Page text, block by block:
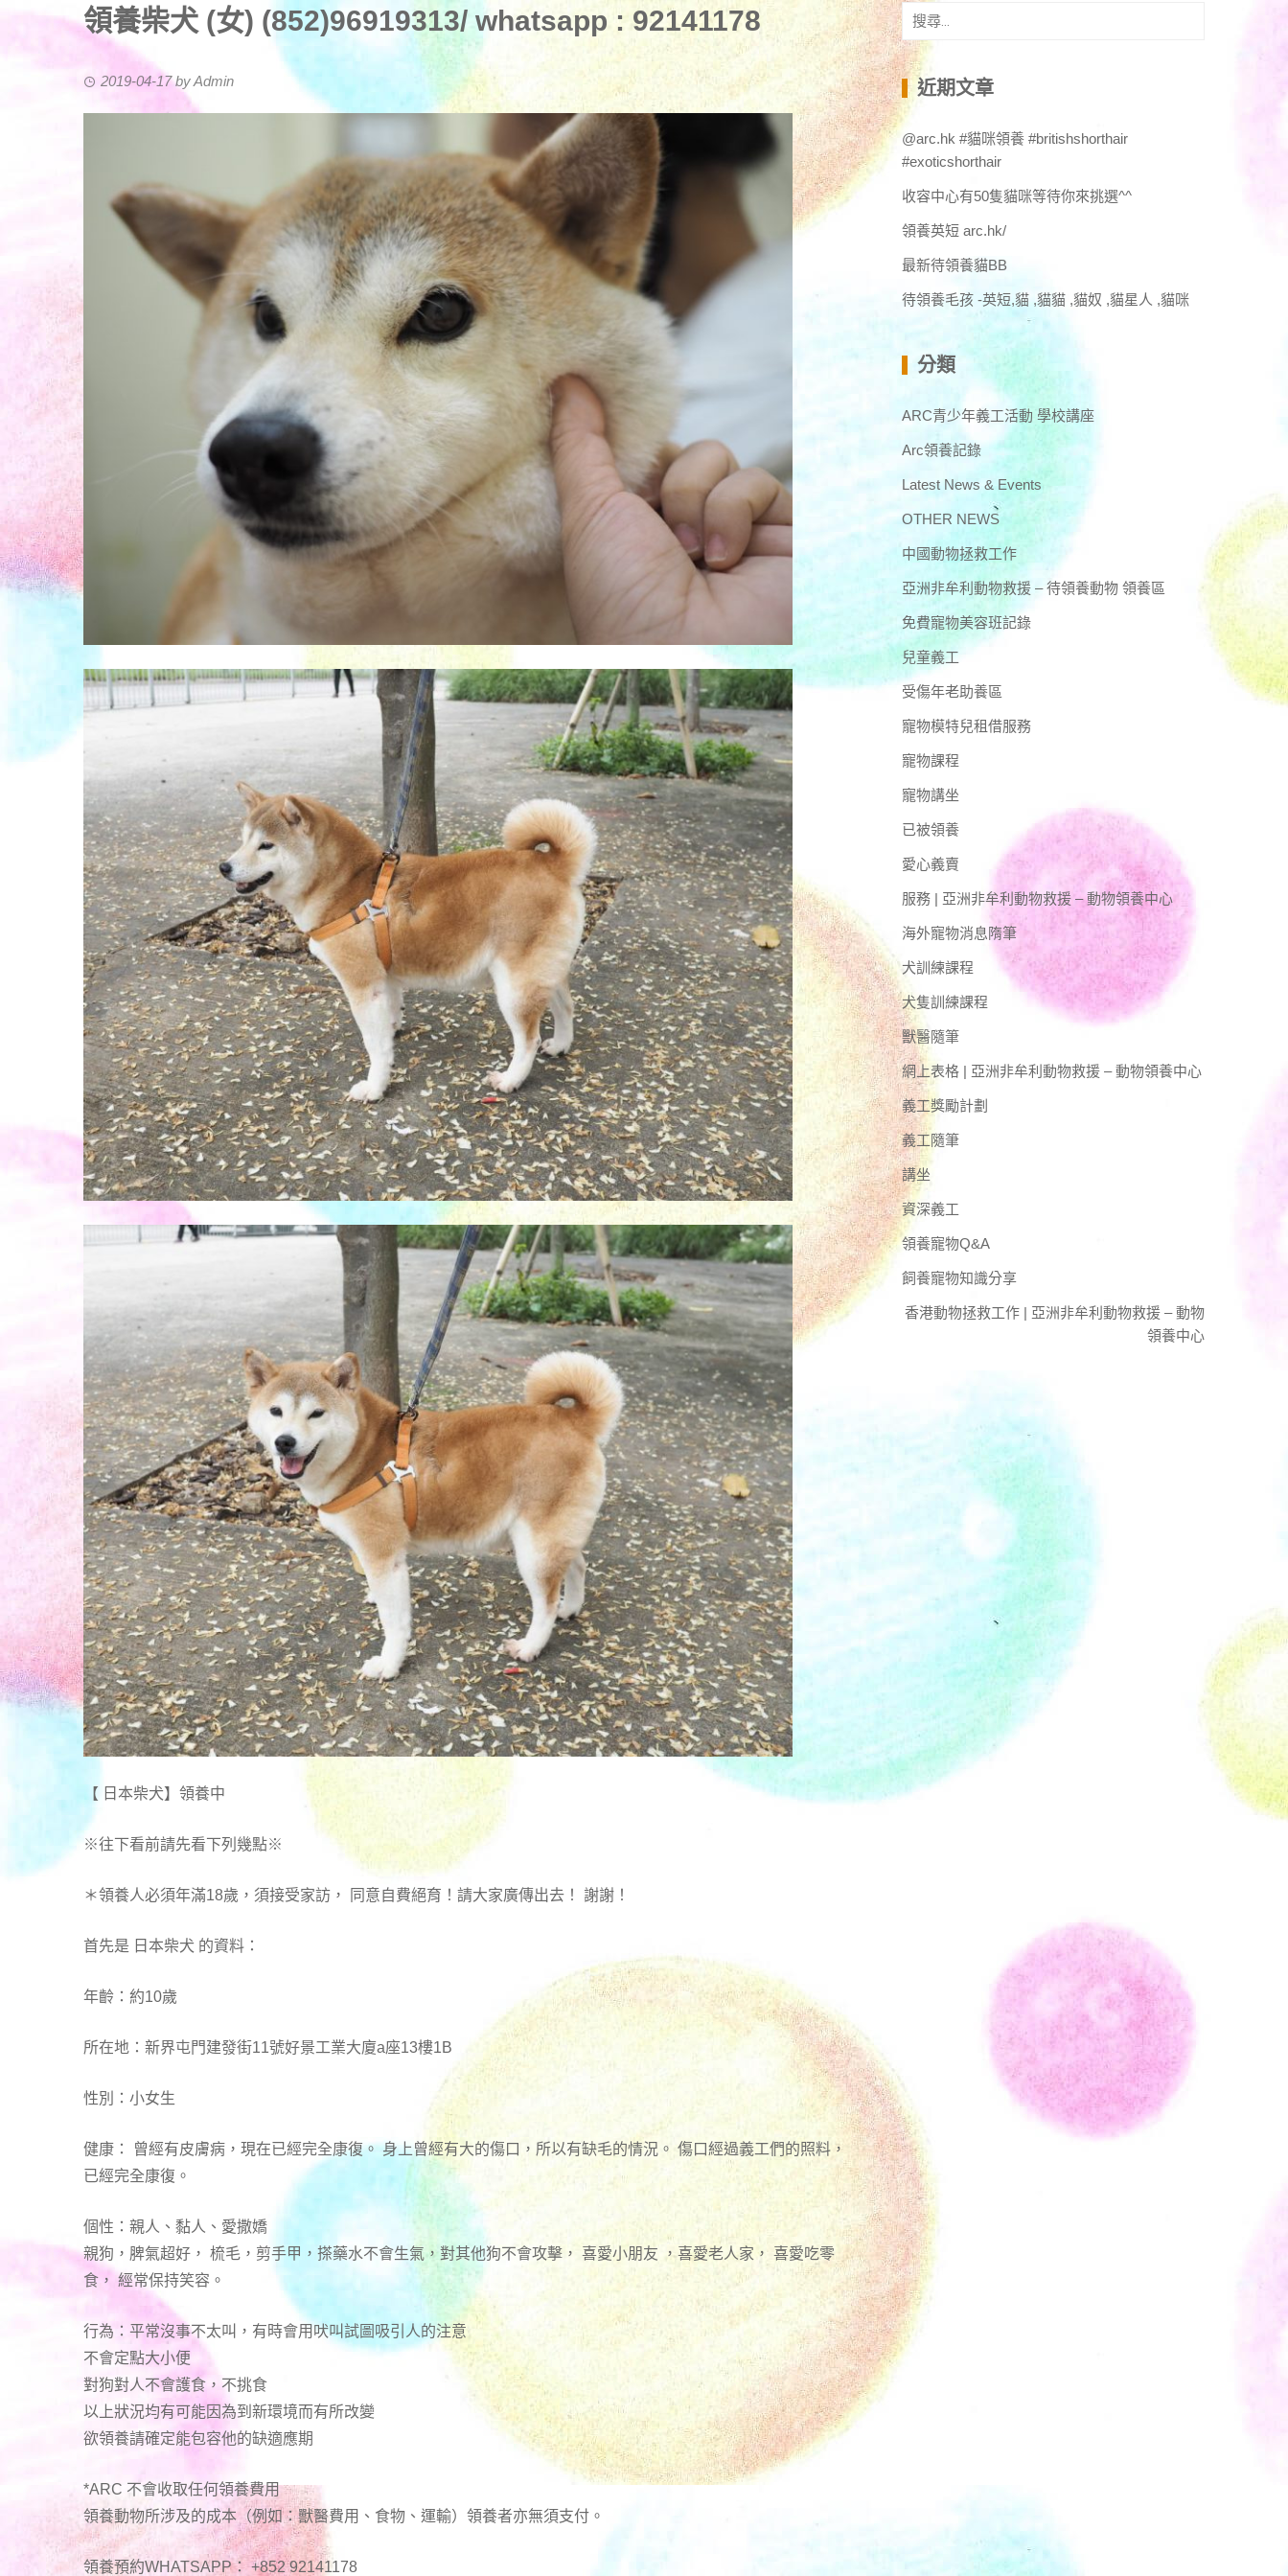
領養柴犬 (女) (852)96919313/ whatsapp : 92141178
2019-04-17byAdmin
【 日本柴犬】領養中
※往下看前請先看下列幾點※
＊領養人必須年滿18歲，須接受家訪， 同意自費絕育！請大家廣傳出去！ 謝謝！
首先是 日本柴犬 的資料：
年齡：約10歲
所在地：新界屯門建發街11號好景工業大廈a座13樓1B
性別：小女生
健康： 曾經有皮膚病，現在已經完全康復。 身上曾經有大的傷口，所以有缺毛的情況。 傷口經過義工們的照料，
已經完全康復。
個性：親人、黏人、愛撒嬌
親狗，脾氣超好， 梳毛，剪手甲，搽藥水不會生氣，對其他狗不會攻擊， 喜愛小朋友 ，喜愛老人家， 喜愛吃零
食， 經常保持笑容。
行為：平常沒事不太叫，有時會用吠叫試圖吸引人的注意
不會定點大小便
對狗對人不會護食，不挑食
以上狀況均有可能因為到新環境而有所改變
欲領養請確定能包容他的缺適應期
*ARC 不會收取任何領養費用
領養動物所涉及的成本（例如：獸醫費用、食物、運輸）領養者亦無須支付。
領養預約WHATSAPP： +852 92141178
搜
尋
關
鍵
字:
近期文章
@arc.hk #貓咪領養 #britishshorthair
#exoticshorthair
收容中心有50隻貓咪等待你來挑選^^
領養英短 arc.hk/
最新待領養貓BB
待領養毛孩 -英短,貓 ,貓貓 ,貓奴 ,貓星人 ,貓咪
分類
ARC青少年義工活動 學校講座
Arc領養記錄
Latest News & Events
OTHER NEWS
中國動物拯救工作
亞洲非牟利動物救援 – 待領養動物 領養區
免費寵物美容班記錄
兒童義工
受傷年老助養區
寵物模特兒租借服務
寵物課程
寵物講坐
已被領養
愛心義賣
服務 | 亞洲非牟利動物救援 – 動物領養中心
海外寵物消息隋筆
犬訓練課程
犬隻訓練課程
獸醫隨筆
網上表格 | 亞洲非牟利動物救援 – 動物領養中心
義工獎勵計劃
義工隨筆
講坐
資深義工
領養寵物Q&A
飼養寵物知識分享
香港動物拯救工作 | 亞洲非牟利動物救援 – 動物
領養中心